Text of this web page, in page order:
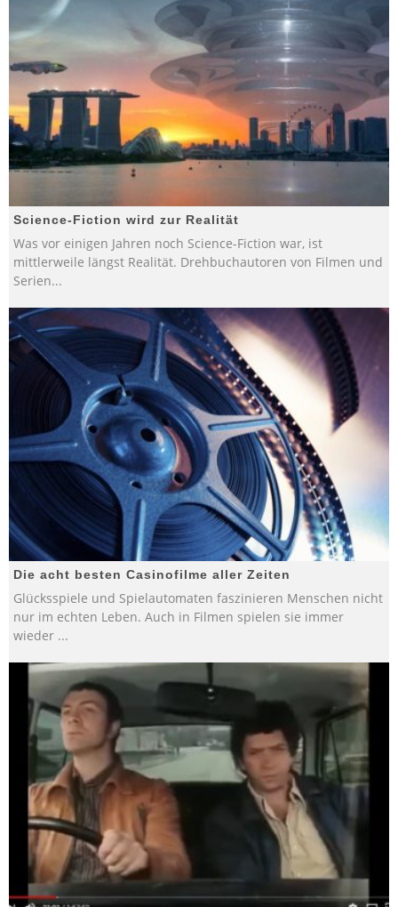
Science-Fiction wird zur Realität
Was vor einigen Jahren noch Science-Fiction war, ist
mittlerweile längst Realität. Drehbuchautoren von Filmen und
Serien...
Die acht besten Casinofilme aller Zeiten
Glücksspiele und Spielautomaten faszinieren Menschen nicht
nur im echten Leben. Auch in Filmen spielen sie immer
wieder ...